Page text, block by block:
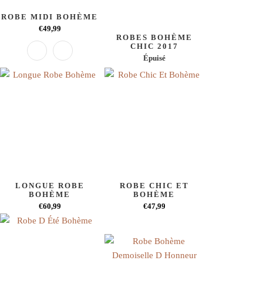
ROBE MIDI BOHÈME
€49,99
ROBES BOHÈME
CHIC 2017
Épuisé
LONGUE ROBE
BOHÈME
€60,99
ROBE CHIC ET
BOHÈME
€47,99